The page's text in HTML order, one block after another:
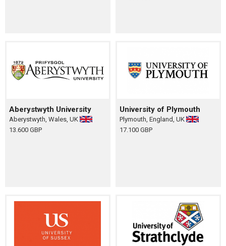
Aberystwyth University
Aberystwyth, Wales, UK
13.600 GBP
University of Plymouth
Plymouth, England, UK
17.100 GBP